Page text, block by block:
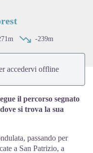
-239m
accedervi offline
il percorso segnato
si trova la sua
passando per
a San Patrizio, a